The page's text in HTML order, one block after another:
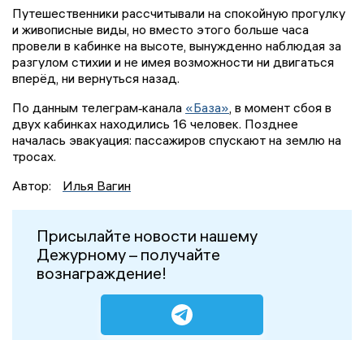
Путешественники рассчитывали на спокойную прогулку
и живописные виды, но вместо этого больше часа
провели в кабинке на высоте, вынужденно наблюдая за
разгулом стихии и не имея возможности ни двигаться
вперёд, ни вернуться назад.
По данным телеграм‑канала «База» , в момент сбоя в
двух кабинках находились 16 человек. Позднее
началась эвакуация: пассажиров спускают на землю на
тросах.
Автор:
Илья Вагин
Присылайте новости нашему
Дежурному – получайте
вознаграждение!